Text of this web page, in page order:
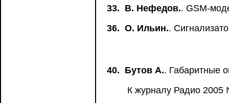
33. В. Нефедов.. GSM-
36. О. Ильин..
40. Бутов А.. Габаритные
К журналу Радио 2005